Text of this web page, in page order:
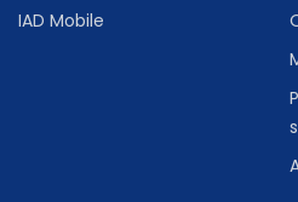
IAD Mobile